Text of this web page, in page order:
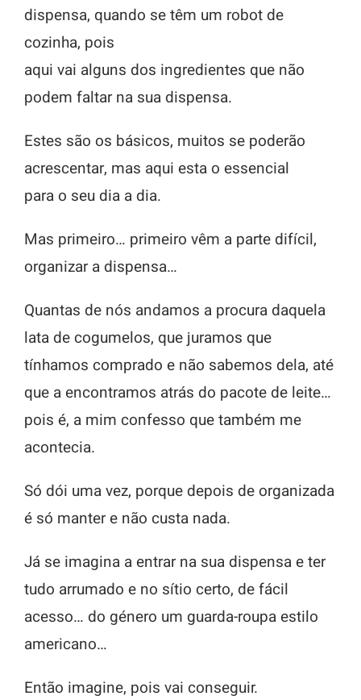
dispensa, quando se têm um robot de
cozinha, pois
aqui vai alguns dos ingredientes que não
podem faltar na sua dispensa.
Estes são os básicos, muitos se poderão
acrescentar, mas aqui esta o essencial
para o seu dia a dia.
Mas primeiro… primeiro vêm a parte difícil,
organizar a dispensa…
Quantas de nós andamos a procura daquela
lata de cogumelos, que juramos que
tínhamos comprado e não sabemos dela, até
que a encontramos atrás do pacote de leite…
pois é, a mim confesso que também me
acontecia.
Só dói uma vez, porque depois de organizada
é só manter e não custa nada.
Já se imagina a entrar na sua dispensa e ter
tudo arrumado e no sítio certo, de fácil
acesso… do género um guarda-roupa estilo
americano…
Então imagine, pois vai conseguir.